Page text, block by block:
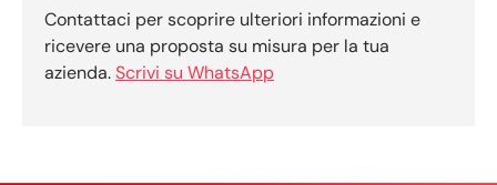
Contattaci per scoprire ulteriori informazioni e
ricevere una proposta su misura per la tua
azienda.Scrivi su WhatsApp